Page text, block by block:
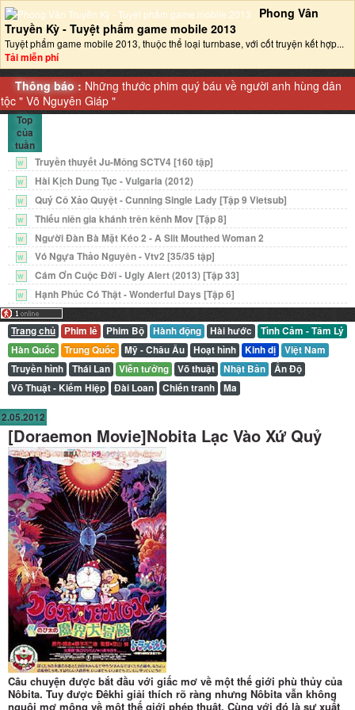
Phong Vân
Truyền Kỳ - Tuyệt phẩm game mobile 2013‎
Tuyệt phẩm game mobile 2013, thuộc thể loại turnbase, với cốt truyện kết hợp...
Tải miễn phí
Thông báo : Những thước phim quý báu về người anh hùng dân
tộc "Võ Nguyên Giáp "
Top
của
tuần
W Truyền thuyết Ju-Mông SCTV4 [160 tập]
W Hài Kịch Dung Tục - Vulgaria (2012)
W Quý Cô Xảo Quyệt - Cunning Single Lady [Tập 9 Vietsub]
W Thiếu niên gia khánh trên kênh Mov [Tập 8]
W Người Đàn Bà Mặt Kéo 2 - A Slit Mouthed Woman 2
W Vó Ngựa Thảo Nguyên - Vtv2 [35/35 tập]
W Cám Ơn Cuộc Đời - Ugly Alert (2013) [Tập 33]
W Hạnh Phúc Có Thật - Wonderful Days [Tập 6]
Trang chủ Phim lẻ Phim Bộ Hành động Hài hước
Tình Cảm - Tâm Lý
Hàn Quốc
Trung Quốc Mỹ - Châu Âu Hoạt hình Kinh dị
Việt Nam
Truyền hình
Thái Lan Viễn tưởng Võ thuật Nhật Bản
Ấn Độ
Võ Thuật - Kiếm Hiệp
Đài Loan Chiến tranh Ma
2.05.2012
[Doraemon Movie]Nobita Lạc Vào Xứ Quỷ
Câu chuyện được bắt đầu với giấc mơ về một thế giới phù thủy của
Nôbita. Tuy được Đêkhi giải thích rõ ràng nhưng Nôbita vẫn không
nguôi mơ mộng về một thế giới phép thuật. Cùng với đó là sự xuất